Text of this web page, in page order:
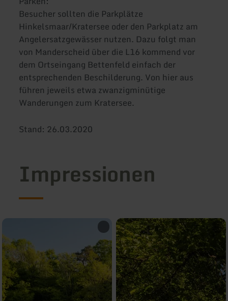
Besucher sollten die Parkplätze
Hinkelsmaar/Kratersee oder den Parkplatz am
Angelersatzgewässer nutzen. Dazu folgt man
von Manderscheid über die L16 kommend vor
dem Ortseingang Bettenfeld einfach der
entsprechenden Beschilderung. Von hier aus
führen jeweils etwa zwanzigminütige
Wanderungen zum Kratersee.
Stand: 26.03.2020
Impressionen